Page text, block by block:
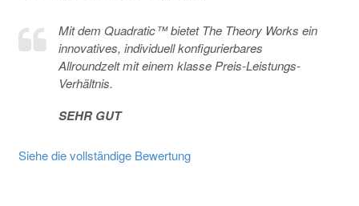
Mit dem Quadratic™ bietet The Theory Works ein
innovatives, individuell konfigurierbares
Allroundzelt mit einem klasse Preis-Leistungs-
Verhältnis.
SEHR GUT
Siehe die vollständige Bewertung